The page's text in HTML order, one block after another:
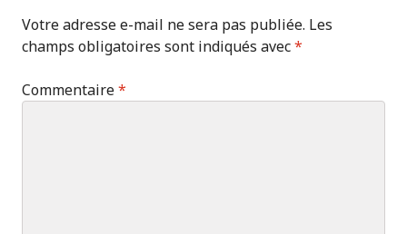
Votre adresse e-mail ne sera pas publiée. Les
champs obligatoires sont indiqués avec*
Commentaire*